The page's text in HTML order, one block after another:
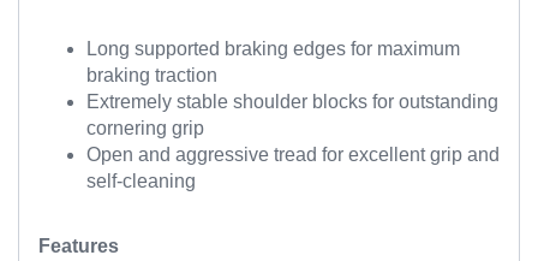
Long supported braking edges for maximum
braking traction
Extremely stable shoulder blocks for outstanding
cornering grip
Open and aggressive tread for excellent grip and
self-cleaning
Features